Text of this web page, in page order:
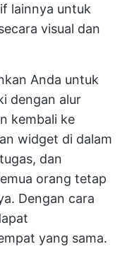
lainnya untuk
visual dan
Anda untuk
dengan alur
kembali ke
widget di dalam
dan
orang tetap
Dengan cara
yang sama.